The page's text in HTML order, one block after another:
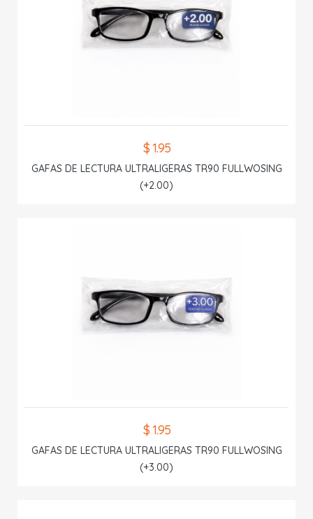
$ 1.95
GAFAS DE LECTURA ULTRALIGERAS TR90 FULLWOSING
(+2.00)
$ 1.95
GAFAS DE LECTURA ULTRALIGERAS TR90 FULLWOSING
(+3.00)